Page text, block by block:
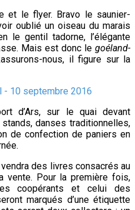
et le flyer. Bravo le saunier-
oublié un oiseau du marais
gentil tadorne, l’élégante
Mais est donc le goéland-
nous, il figure sur la
d’Ars, sur le quai devant
stands, danses traditionnelles,
de confection de paniers en
vendra des livres consacrés au
vente. Pour la première fois,
coopérants et celui des
marqués d’une étiquette